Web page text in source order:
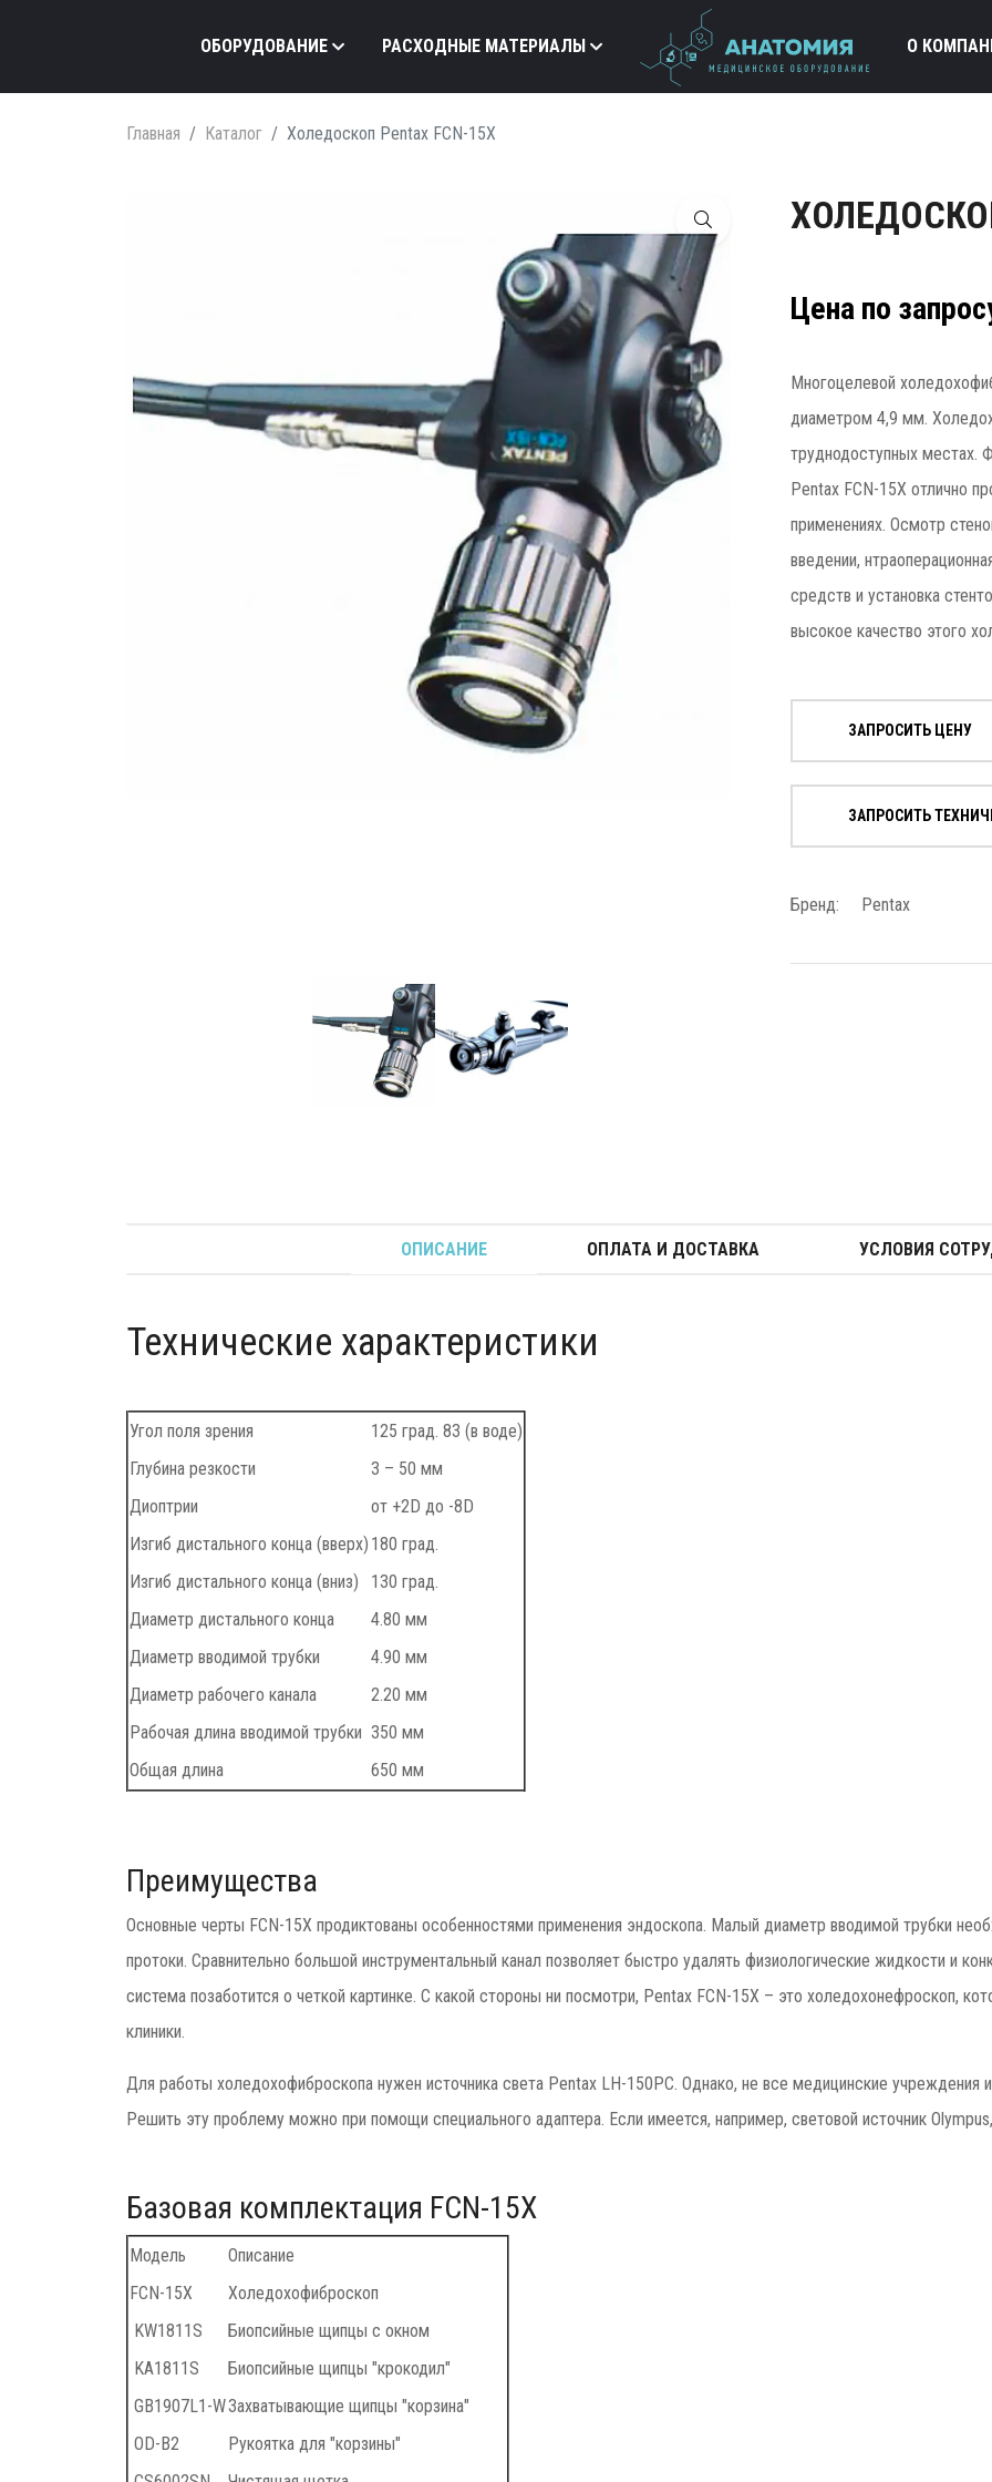
ОБОРУДОВАНИЕ РАСХОДНЫЕ МАТЕРИАЛЫ О
Главная Каталог Холедоскоп Pentax FCN-15X
Цена по
Многоцелевой
диаметром 4,9 мм.
труднодоступных местах.
Pentax FCN-15X отлично
применениях. Осмотр
введении,
средств и установка
высокое качество этого
ЗАПРОСИТЬ ЦЕНУ
ЗАПРОСИТЬ
Бренд: Pentax
ОПИСАНИЕ ОПЛАТА И ДОСТАВКА УСЛОВИЯ
Технические характеристики
Угол поля зрения
125 град. 83 (в воде)
Глубина резкости
3 – 50 мм
Диоптрии
от +2D до -8D
Изгиб дистального конца (вверх) 180 град.
Изгиб дистального конца (вниз)
130 град.
Диаметр дистального конца
4.80 мм
Диаметр вводимой трубки
4.90 мм
Диаметр рабочего канала
2.20 мм
Рабочая длина вводимой трубки 350 мм
Общая длина
650 мм
Преимущества
Основные черты FCN-15X продиктованы особенностями применения эндоскопа. Малый диаметр вводимой трубки
протоки. Сравнительно большой инструментальный канал позволяет быстро удалять физиологические жидкости и
система позаботится о четкой картинке. С какой стороны ни посмотри, Pentax FCN-15X – это холедохонефроскоп,
клиники.
Для работы холедохофиброскопа нужен источника света Pentax LH-150PC. Однако, не все медицинские учреждения
Решить эту проблему можно при помощи специального адаптера. Если имеется, например, световой источник
Базовая комплектация FCN-15X
Модель
Описание
FCN-15X
Холедохофиброскоп
KW1811S
Биопсийные щипцы с окном
KA1811S
Биопсийные щипцы "крокодил"
GB1907L1-WЗахватывающие щипцы "корзина"
OD-B2
Рукоятка для "корзины"